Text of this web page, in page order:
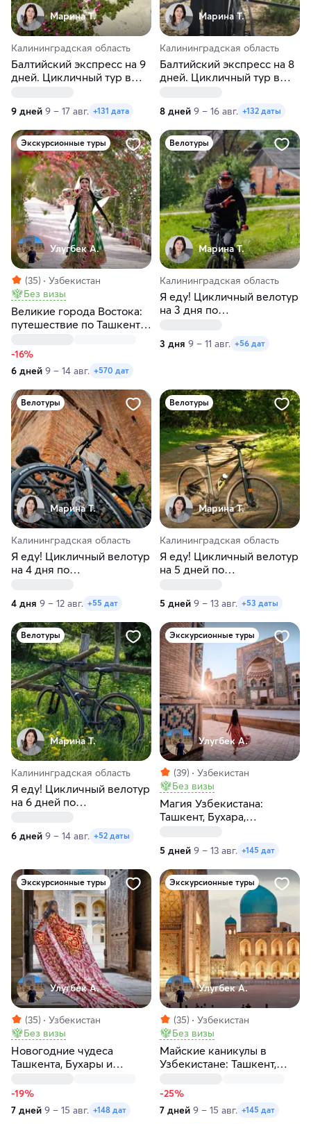
Марина Т.
Калининградская область
Балтийский экспресс на 9
дней. Цикличный тур в
9 дней 9 – 17 авг. +131 дата
Марина Т.
Калининградская область
Балтийский экспресс на 8
дней. Цикличный тур в
8 дней 9 – 16 авг. +132 даты
Экскурсионные туры
Улугбек А.
(35)
Узбекистан
Без визы
Великие города Востока:
путешествие по Ташкенту,
дней
-16%
6 дней 9 – 14 авг. +570 дат
Велотуры
Марина Т.
Калининградская область
Я еду! Цикличный велотур
на 3 дня по
3 дня 9 – 11 авг. +56 дат
Велотуры
Марина Т.
Калининградская область
Я еду! Цикличный велотур
на 4 дня по
4 дня 9 – 12 авг. +55 дат
Велотуры
Марина Т.
Калининградская область
Я еду! Цикличный велотур
на 5 дней по
5 дней 9 – 13 авг. +53 даты
Велотуры
Марина Т.
Калининградская область
Я еду! Цикличный велотур
на 6 дней по
6 дней 9 – 14 авг. +52 даты
Экскурсионные туры
Улугбек А.
(39)
Узбекистан
Без визы
Магия Узбекистана:
Ташкент, Бухара,
5 дней 9 – 13 авг. +145 дат
Экскурсионные туры
Улугбек А.
(35)
Узбекистан
Без визы
Новогодние чудеса
Ташкента, Бухары и
-19%
7 дней 9 – 15 авг. +148 дат
Экскурсионные туры
Улугбек А.
(35)
Узбекистан
Без визы
Майские каникулы в
Узбекистане: Ташкент,
-25%
7 дней 9 – 15 авг. +145 дат